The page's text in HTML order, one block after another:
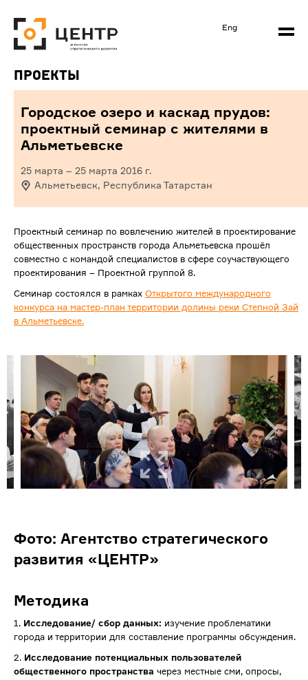
Eng
Проекты
Городское озеро и каскад прудов:
проектный семинар с жителями в
Альметьевске
25 марта – 25 марта 2016 г.
Альметьевск, Республика Татарстан
Проектный семинар по вовлечению жителей в проектирование
общественных пространств города Альметьевска прошёл
совместно с командой специалистов в сфере соучаствующего
проектирования – Проектной группой 8.
Семинар состоялся в рамках Открытого международного
конкурса на мастер-план территории долины реки Степной Зай
в Альметьевске.
Фото: Агентство стратегического
развития «ЦЕНТР»
Методика
1. Исследование/ сбор данных: изучение проблематики
города и территории для составление программы обсуждения.
2. Исследование потенциальных пользователей
общественного пространства через местные сми, опросы,